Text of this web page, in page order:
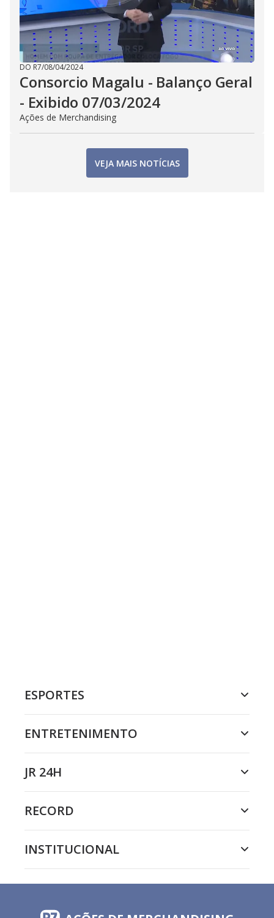
DO R7/08/04/2024
Consorcio Magalu - Balanço Geral
- Exibido 07/03/2024
Ações de Merchandising
VEJA MAIS NOTÍCIAS
ESPORTES
ENTRETENIMENTO
JR 24H
RECORD
INSTITUCIONAL